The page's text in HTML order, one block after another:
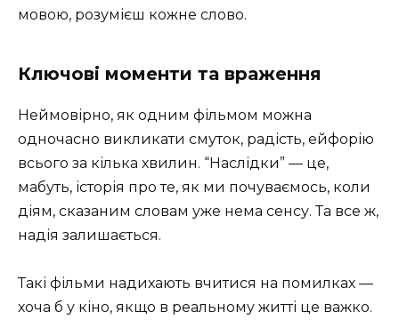
мовою, розумієш кожне слово.
Ключові моменти та враження
Неймовірно, як одним фільмом можна
одночасно викликати смуток, радість, ейфорію
всього за кілька хвилин. “Наслідки” — це,
мабуть, історія про те, як ми почуваємось, коли
діям, сказаним словам уже нема сенсу. Та все ж,
надія залишається.
Такі фільми надихають вчитися на помилках —
хоча б у кіно, якщо в реальному житті це важко.